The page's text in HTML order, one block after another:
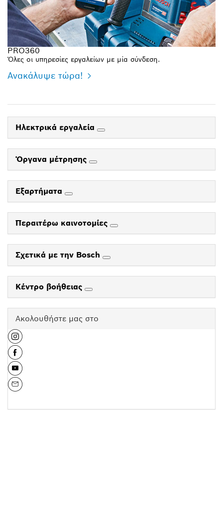
PRO360
Όλες οι υπηρεσίες εργαλείων με μία σύνδεση.
Ανακάλυψε τώρα!
Ηλεκτρικά εργαλεία
Όργανα μέτρησης
Εξαρτήματα
Περαιτέρω καινοτομίες
Σχετικά με την Bosch
Κέντρο βοήθειας
Ακολουθήστε μας στο